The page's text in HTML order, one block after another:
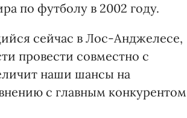
по футболу в 2002 году.
сейчас в Лос-Анджелесе,
провести совместно с
наши шансы на
с главным конкурентом